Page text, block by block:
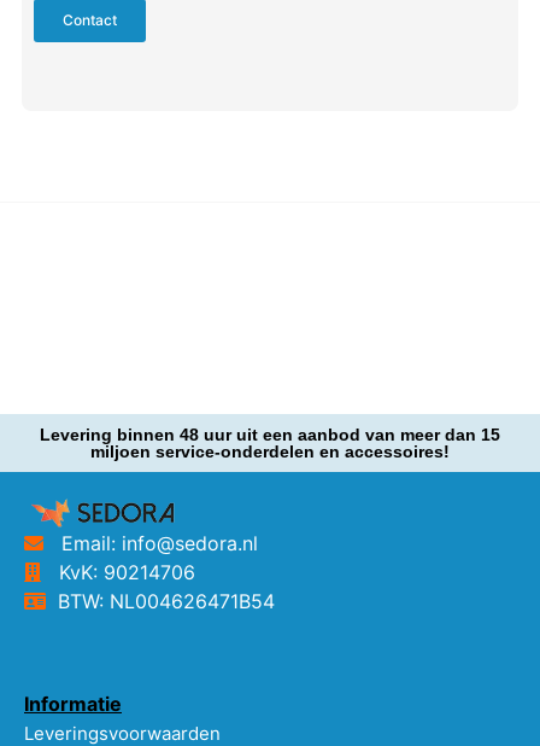
Contact
Levering binnen 48 uur uit een aanbod van meer dan 15
miljoen service-onderdelen en accessoires!
Email: info@sedora.nl
KvK: 90214706
BTW: NL004626471B54
Informatie
Leveringsvoorwaarden